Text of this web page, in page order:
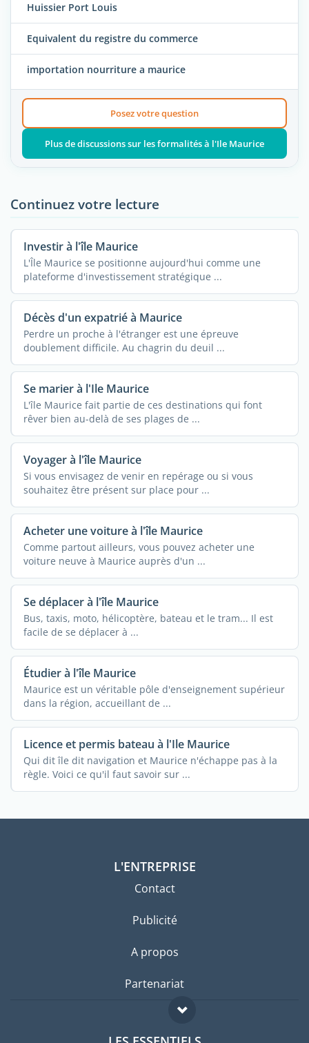
Huissier Port Louis
Equivalent du registre du commerce
importation nourriture a maurice
Posez votre question
Plus de discussions sur les formalités à l'Ile Maurice
Continuez votre lecture
Investir à l'île Maurice
L'Île Maurice se positionne aujourd'hui comme une
plateforme d'investissement stratégique ...
Décès d'un expatrié à Maurice
Perdre un proche à l'étranger est une épreuve
doublement difficile. Au chagrin du deuil ...
Se marier à l'Ile Maurice
L'île Maurice fait partie de ces destinations qui font
rêver bien au-delà de ses plages de ...
Voyager à l'île Maurice
Si vous envisagez de venir en repérage ou si vous
souhaitez être présent sur place pour ...
Acheter une voiture à l'île Maurice
Comme partout ailleurs, vous pouvez acheter une
voiture neuve à Maurice auprès d'un ...
Se déplacer à l'île Maurice
Bus, taxis, moto, hélicoptère, bateau et le tram... Il est
facile de se déplacer à ...
Étudier à l'île Maurice
Maurice est un véritable pôle d'enseignement supérieur
dans la région, accueillant de ...
Licence et permis bateau à l'Ile Maurice
Qui dit île dit navigation et Maurice n'échappe pas à la
règle. Voici ce qu'il faut savoir sur ...
L'ENTREPRISE
Contact
Publicité
A propos
Partenariat